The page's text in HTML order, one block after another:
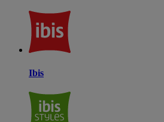
Ibis